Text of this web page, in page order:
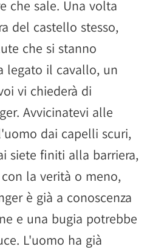
che sale. Una volta
del castello stesso,
che si stanno
legato il cavallo, un
vi chiederà di
Avvicinatevi alle
dai capelli scuri,
siete finiti alla barriera,
la verità o meno,
è già a conoscenza
e una bugia potrebbe
L'uomo ha già